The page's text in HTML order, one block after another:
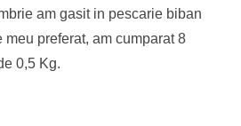
am gasit in pescarie biban
preferat, am cumparat 8
0,5 Kg.